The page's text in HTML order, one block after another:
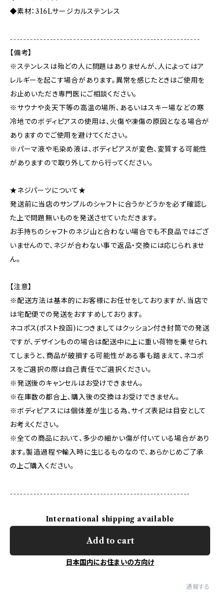
◆素材：316Lサージカルステンレス
---------------------------------------------------------
【備考】
※ステンレスは殆どの人に問題はありませんが、人によってはア
レルギーを起こす場合があります。異常を感じたときはご使用を
お止めいただき専門医にご相談ください。
※サウナや炎天下等の高温の場所、あるいはスキー場などの寒
冷地でのボディピアスの使用は、火傷や凍傷の原因となる場合が
ありますのでご使用を避けてください。
※パーマ液や毛染め液は、ボディピアスが変色、変質する可能性
がありますので取り外してから行ってください。
★ネジパーツについて★
発送前に当店のサンプルのシャフトに合うかどうかを必ず確認し
た上で問題無いものを発送させていただきます。
お手持ちのシャフトのネジ山と合わない場合でも不良品ではござ
いませんので、ネジが合わない事で返品・交換には応じられませ
ん。
【注意】
※配送方法は基本的にお客様にお任せをしておりますが、当店で
は宅配便での発送をおすすめしております。
ネコポス(ポスト投函)につきましてはクッション付き封筒での発送
ですが、デザインものの場合は配送中に上に重い荷物を乗せられ
てしまうと、商品が破損する可能性がある事も踏まえて、ネコポ
スをご選択の際は自己責任でご選択ください。
※発送後のキャンセルはお受けできません。
※在庫数の都合上、購入後の交換はお受けできません。
※ボディピアスには個体差が生じる為、サイズ表記は目安として
お考えください。
※全ての商品において、多少の細かい傷が付いている場合があり
ます。製造過程や輸入時に生じるものなので、あらかじめご了承
の上ご購入ください。
------------------------------------------------------
International shipping available
Add to cart
日本国内にお住まいの方向け
通報する